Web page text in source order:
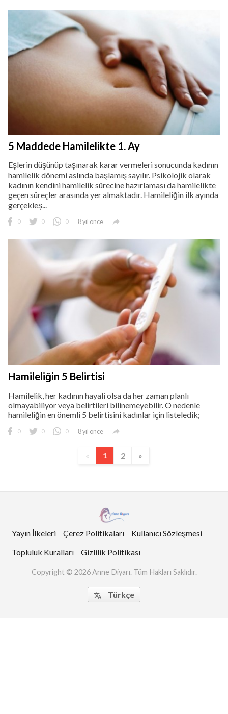
5 Maddede Hamilelikte 1. Ay
Eşlerin düşünüp taşınarak karar vermeleri sonucunda kadının
hamilelik dönemi aslında başlamış sayılır. Psikolojik olarak
kadının kendini hamilelik sürecine hazırlaması da hamilelikte
geçen süreçler arasında yer almaktadır. Hamileliğin ilk ayında
gerçekleş...
0 0 0 8 yıl önce 
Hamileliğin 5 Belirtisi
Hamilelik, her kadının hayali olsa da her zaman planlı
olmayabiliyor veya belirtileri bilinemeyebilir. O nedenle
hamileliğin en önemli 5 belirtisini kadınlar için listeledik;
0 0 0 8 yıl önce 
« 1 2 »
Yayın İlkeleri Çerez Politikaları
Kullanıcı Sözleşmesi
Topluluk Kuralları
Gizlilik Politikası
Copyright © 2026 Anne Diyarı. Tüm Hakları Saklıdır.
 Türkçe